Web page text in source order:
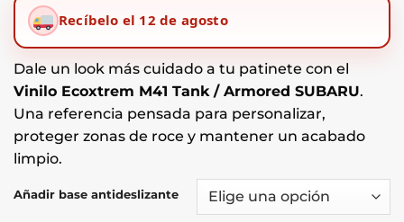
desde
hasta
€49,90
Recíbelo el 12 de agosto
Dale un look más cuidado a tu patinete con el
Vinilo Ecoxtrem M41 Tank / Armored SUBARU.
Una referencia pensada para personalizar,
proteger zonas de roce y mantener un acabado
limpio.
Añadir base antideslizante